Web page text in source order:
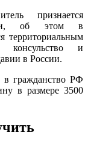
признается
об этом в
территориальным
и
в России.
в гражданство РФ
в размере 3500